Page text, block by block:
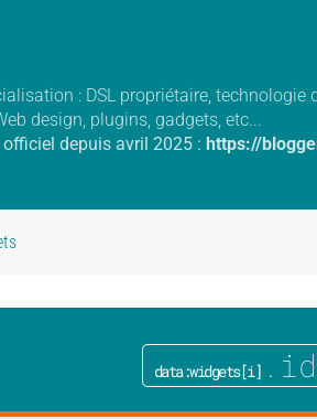
: DSL propriétaire,
design, plugins, gadgets, etc...
officiel depuis avril 2025 : https://
data:widgets[i] .id